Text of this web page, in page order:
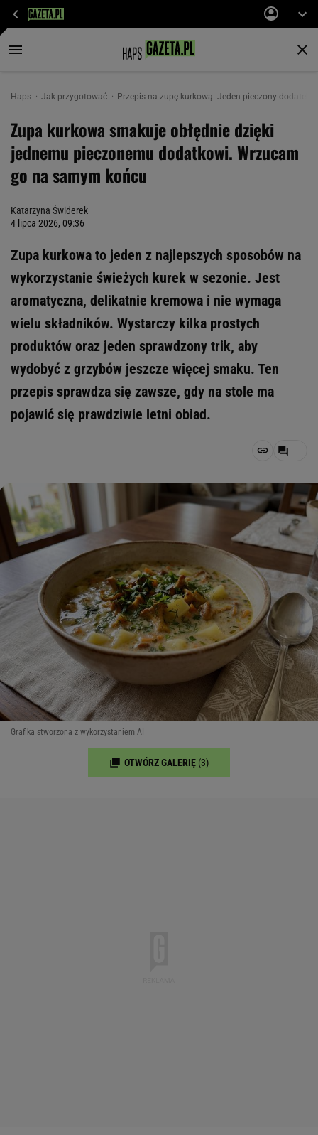
Haps Jak przygotować Przepis na zupę kurkową. Jeden pieczony
Zupa kurkowa smakuje obłędnie dzięki
jednemu pieczonemu dodatkowi. Wrzucam
go na samym końcu
Katarzyna Świderek
4 lipca 2026, 09:36
Zupa kurkowa to jeden z najlepszych sposobów na
wykorzystanie świeżych kurek w sezonie. Jest
aromatyczna, delikatnie kremowa i nie wymaga
wielu składników. Wystarczy kilka prostych
produktów oraz jeden sprawdzony trik, aby
wydobyć z grzybów jeszcze więcej smaku. Ten
przepis sprawdza się zawsze, gdy na stole ma
pojawić się prawdziwie letni obiad.
Grafika stworzona z wykorzystaniem AI
OTWÓRZ GALERIĘ (3)